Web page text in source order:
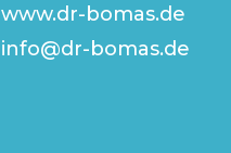
www.dr-bomas.de
info@dr-bomas.de